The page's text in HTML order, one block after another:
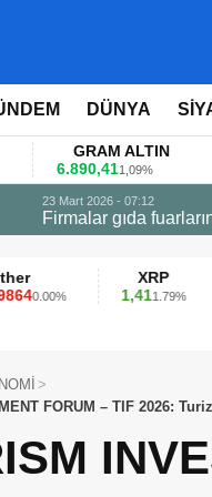
DÜNYA
ALTIN
1,09% -
fuarlarını bu anket ile
1,41
1.79%
Turizm yatırımlarının yeni dönemi İstanbul’da